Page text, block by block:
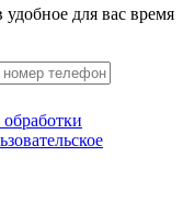
для вас время